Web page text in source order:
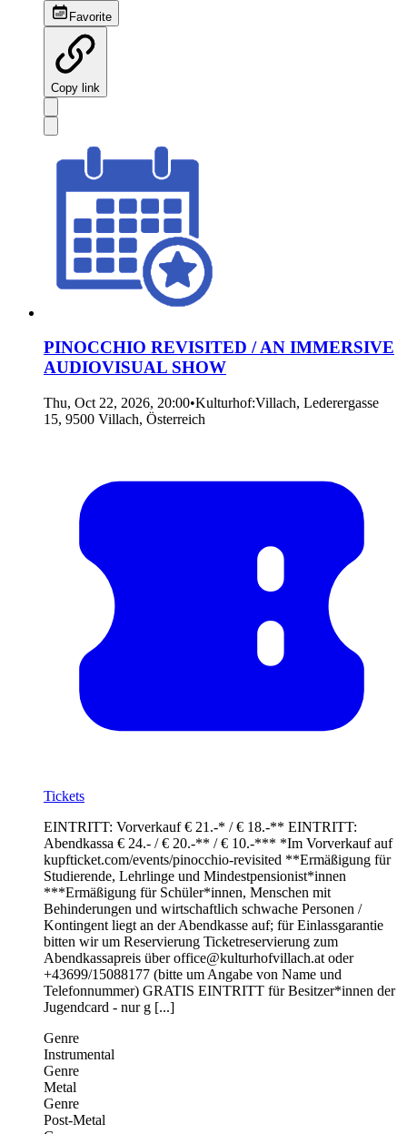
Favorite
Copy link
PINOCCHIO REVISITED / AN IMMERSIVE
AUDIOVISUAL SHOW
Thu, Oct 22, 2026, 20:00•Kulturhof:Villach, Lederergasse
15, 9500 Villach, Österreich
Tickets
EINTRITT: Vorverkauf € 21.-* / € 18.-** EINTRITT:
Abendkassa € 24.- / € 20.-** / € 10.-*** *Im Vorverkauf auf
kupfticket.com/events/pinocchio-revisited **Ermäßigung für
Studierende, Lehrlinge und Mindestpensionist*innen
***Ermäßigung für Schüler*innen, Menschen mit
Behinderungen und wirtschaftlich schwache Personen /
Kontingent liegt an der Abendkasse auf; für Einlassgarantie
bitten wir um Reservierung Ticketreservierung zum
Abendkassapreis über office@kulturhofvillach.at oder
+43699/15088177 (bitte um Angabe von Name und
Telefonnummer) GRATIS EINTRITT für Besitzer*innen der
Jugendcard - nur g [...]
Genre
Instrumental
Genre
Metal
Genre
Post-Metal